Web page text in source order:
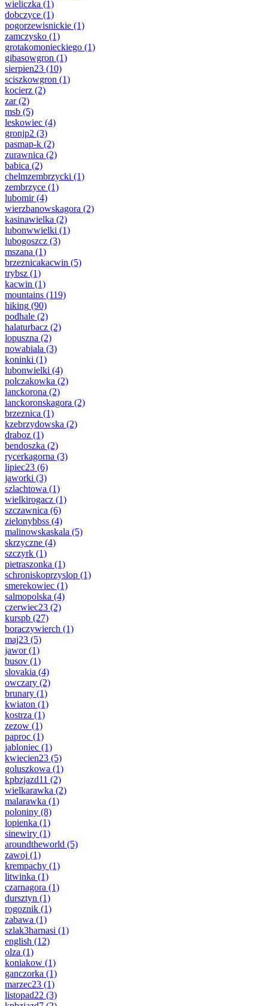
wieliczka (1)
dobczyce (1)
pogorzewisnickie (1)
zamczysko (1)
grotakomonieckiego (1)
gibasowgron (1)
sierpien23 (10)
sciszkowgron (1)
kocierz (2)
zar(2)
msb (5)
leskowiec (4)
gronjp2 (3)
pasmap-k (2)
zurawnica (2)
babica (2)
chelmzembrzycki (1)
zembrzyce (1)
lubomir(4)
wierzbanowskagora (2)
kasinawielka (2)
lubonwwielki (1)
lubogoszcz (3)
mszana (1)
brzeznicakacwin (5)
trybsz (1)
kacwin (1)
mountains (119)
hiking (90)
podhale (2)
halaturbacz (2)
lopuszna (2)
nowabiala (3)
koninki (1)
lubonwielki (4)
polczakowka (2)
lanckorona (2)
lanckoronskagora (2)
brzeznica (1)
kzebrzydowska (2)
draboz (1)
bendoszka (2)
rycerkagorna (3)
lipiec23 (6)
jaworki (3)
szlachtowa (1)
wielkirogacz (1)
szczawnica (6)
zielonybbss (4)
malinowskaskala (5)
skrzyczne (4)
szczyrk (1)
pietraszonka (1)
schroniskoprzyslop (1)
smerekowiec (1)
salmopolska (4)
czerwiec23 (2)
kurspb (27)
boraczywierch (1)
maj23 (5)
jawor(1)
busov (1)
slovakia (4)
owczary (2)
brunary (1)
kwiaton (1)
kostrza (1)
zezow (1)
paproc (1)
jabloniec (1)
kwiecien23 (5)
goluszkowa (1)
kpbzjazd11 (2)
wielkarawka (2)
malarawka (1)
poloniny (8)
lopienka (1)
sinewiry (1)
aroundtheworld (5)
zawoj (1)
krempachy (1)
litwinka (1)
czarnagora (1)
dursztyn (1)
rogoznik (1)
zabawa (1)
szlak3harnasi (1)
english (12)
olza (1)
koniakow (1)
ganczorka (1)
marzec23 (1)
listopad22 (3)